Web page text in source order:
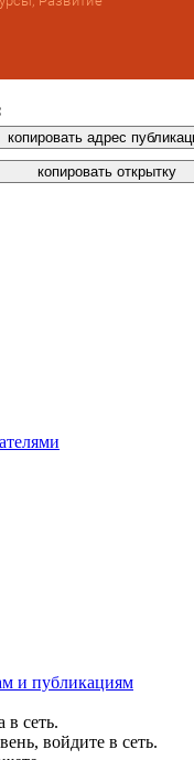
и публикациям
в сеть.
войдите в сеть.